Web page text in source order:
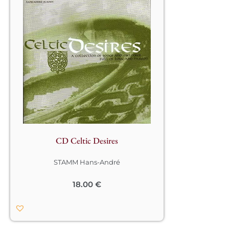
Chants et mélodies sur le thème de
l’amour et de la passion qui raviront
les nostalgiques de la musique
celtique.
La poésie celtique admirablement
traduite par des compositions
originales de Hans André Stamm et
des musiques traditionnelles.
CD Celtic Desires
STAMM Hans-André
18.00 €